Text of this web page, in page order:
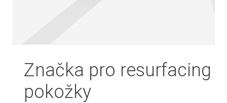
Značka pro resurfacing
pokožky